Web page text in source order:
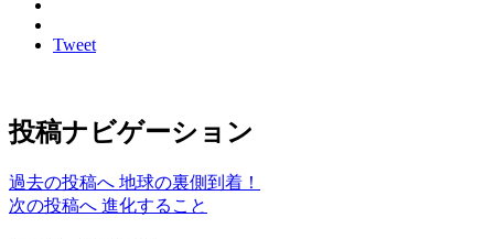
Tweet
投稿ナビゲーション
過去の投稿へ 地球の裏側到着！
次の投稿へ 進化すること